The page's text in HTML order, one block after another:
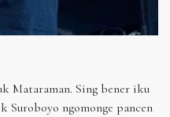
Mataraman. Sing bener iku
ngomonge pancen